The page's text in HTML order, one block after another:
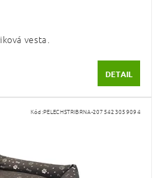
vesta.
DETAIL
Kód:PELECHSTRIBRNA-2075423059094